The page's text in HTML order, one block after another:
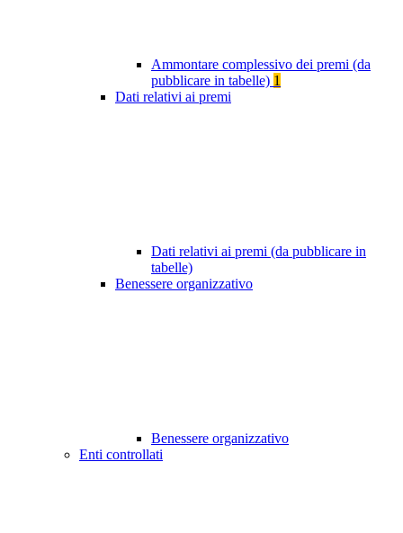
Ammontare complessivo dei premi (da
pubblicare in tabelle) 1
Dati relativi ai premi
Dati relativi ai premi (da pubblicare in
tabelle)
Benessere organizzativo
Benessere organizzativo
Enti controllati